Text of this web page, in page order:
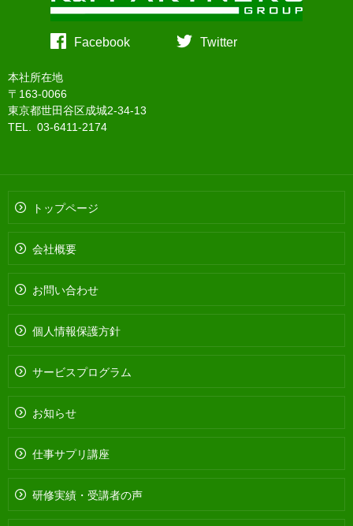
Facebook Twitter
本社所在地
〒163-0066
東京都世田谷区成城2-34-13
TEL. 03-6411-2174
トップページ
会社概要
お問い合わせ
個人情報保護方針
サービスプログラム
お知らせ
仕事サプリ講座
研修実績・受講者の声